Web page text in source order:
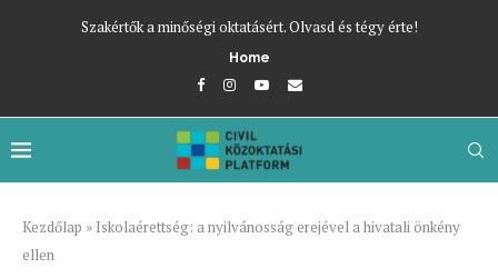
Szakértők a minőségi oktatásért. Olvasd és tégy érte!
Home
Kezdőlap » Iskolaérettség: a nyilvánosság erejével a hivatali önkény
ellen